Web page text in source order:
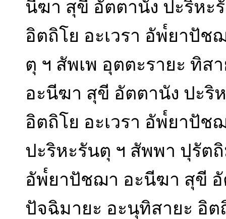
นีฆา สุขี อัตตานัง ปะริหะ
อิตถิโย อะเวรา อัพ๎ยาปั
ตุ ฯ สัพเพ อุตตะรายะ ทิส
อะนีฆา สุขี อัตตานัง ปะริ
อิตถิโย อะเวรา อัพ๎ยาปั
ปะริหะรันตุ ฯ สัพพา ปุรัต
อัพ๎ยาปัชฌา อะนีฆา สุขี
ปัจฉิมายะ อะนุทิสายะ อิ